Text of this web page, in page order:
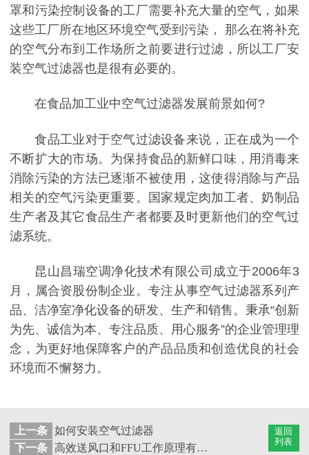
罩和污染控制设备的工厂需要补充大量的空气，如果
这些工厂所在地区环境空气受到污染， 那么在将补充
的空气分布到工作场所之前要进行过滤，所以工厂安
装空气过滤器也是很有必要的。
在食品加工业中空气过滤器发展前景如何?
食品工业对于空气过滤设备来说，正在成为一个
不断扩大的市场。为保持食品的新鲜口味，用消毒来
消除污染的方法已逐渐不被使用，这使得消除与产品
相关的空气污染更重要。国家规定肉加工者、奶制品
生产者及其它食品生产者都要及时更新他们的空气过
滤系统。
昆山昌瑞空调净化技术有限公司成立于2006年3
月，属合资股份制企业。专注从事空气过滤器系列产
品、洁净室净化设备的研发、生产和销售。秉承“创新
为先、诚信为本、专注品质、用心服务”的企业管理理
念，为更好地保障客户的产品品质和创造优良的社会
环境而不懈努力。
返回
列表
上一条 如何安装空气过滤器
下一条
高效送风口和FFU工作原理有什么区别